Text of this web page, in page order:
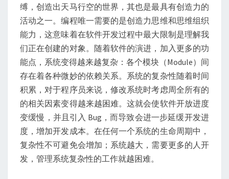
缚，创造出天马行空的世界，其也是最具有创造力的
活动之一。编程唯一需要的是创造力思维和思维组织
能力，这意味着在软件开发过程中最大限制是理解我
们正在创建的对象。随着软件的演进，加入更多的功
能点，系统变得越来越复杂：各个模块（Module）间
存在着各种微妙的依赖关系。系统的复杂性随着时间
积累，对于程序员来说，修改系统时考虑周全所有的
的相关因素变得越来越困难。这就会使软件开放进度
变缓慢，并且引入 Bug，而导致会进一步延缓开发进
度，增加开发成本。在任何一个系统的生命周期中，
复杂性不可避免会增加；系统越大，需要更多的人开
发，管理系统复杂性的工作就越困难。